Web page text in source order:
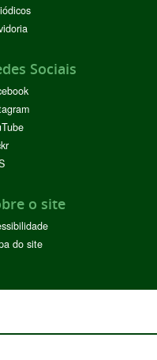
Sociais
o site
do site